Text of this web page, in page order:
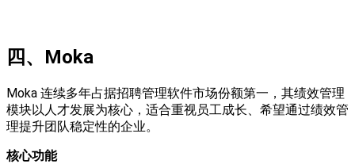
四 、Moka
Moka 连续多年占据招聘管理软件市场份额第一，其绩效管理
模块以人才发展为核心，适合重视员工成长、希望通过绩效管
理提升团队稳定性的企业。
核心功能